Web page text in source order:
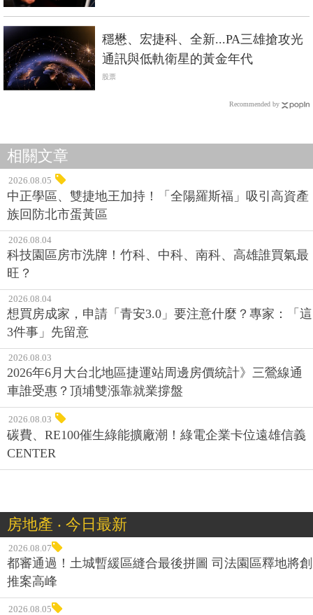
穩懋、宏捷科、全新...PA三雄搶攻光
通訊與低軌衛星的黃金年代
股票
Recommended by
相關文章
2026.08.05
中正學區、雙捷地王加持！「全陽羅斯福」吸引高資產
族回防北市蛋黃區
2026.08.04
科技園區房市洗牌！竹科、中科、南科、高雄誰買氣最
旺？
2026.08.04
想買房成家，申請「青安3.0」要注意什麼？專家：「這
3件事」先留意
2026.08.03
2026年6月大台北地區捷運站周邊房價統計》三鶯線通
車誰受惠？頂埔雙漲靠就業撐盤
2026.08.03
碳費、RE100催生綠能擴廠潮！綠電企業卡位遠雄信義
CENTER
房地產 ‧ 今日最新
2026.08.07
都審通過！土城暫緩區縫合最後拼圖 司法園區釋地將創
推案高峰
2026.08.05